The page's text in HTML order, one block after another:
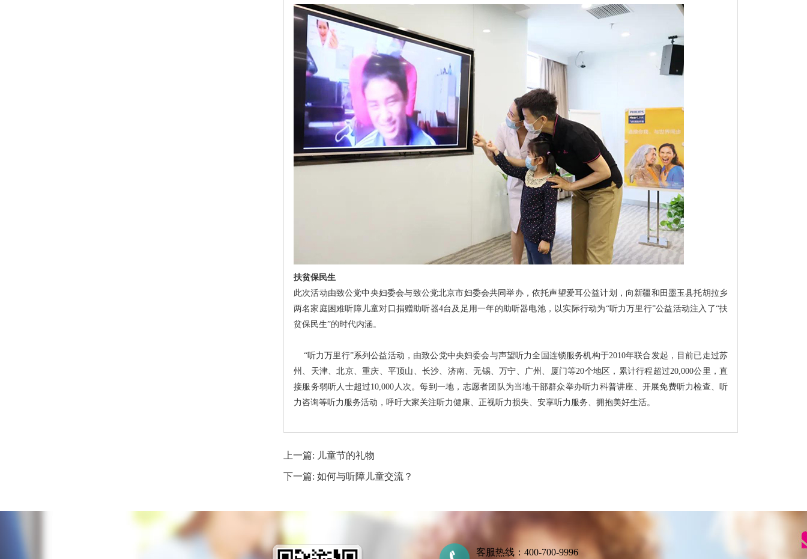
扶贫保民生
此次活动由致公党中央妇委会与致公党北京市妇委会共同举办，依托声望爱耳公益计划，向新疆和田墨玉县托胡拉乡
两名家庭困难听障儿童对口捐赠助听器4台及足用一年的助听器电池，以实际行动为“听力万里行”公益活动注入了“扶
贫保民生”的时代内涵。
“听力万里行”系列公益活动，由致公党中央妇委会与声望听力全国连锁服务机构于2010年联合发起，目前已走过苏
州、天津、北京、重庆、平顶山、长沙、济南、无锡、万宁、广州、厦门等20个地区，累计行程超过20,000公里，直
接服务弱听人士超过10,000人次。每到一地，志愿者团队为当地干部群众举办听力科普讲座、开展免费听力检查、听
力咨询等听力服务活动，呼吁大家关注听力健康、正视听力损失、安享听力服务、拥抱美好生活。
上一篇: 儿童节的礼物
下一篇: 如何与听障儿童交流？
客服热线：400-700-9996